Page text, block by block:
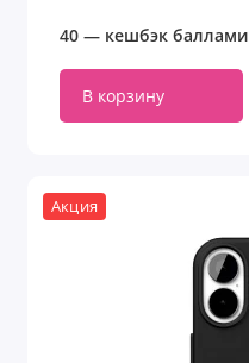
40 — кешбэк баллами
В корзину
Акция